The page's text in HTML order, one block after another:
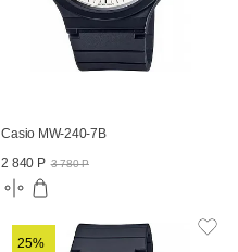
Casio MW-240-7B
2 840 Р 3 780 Р
25%